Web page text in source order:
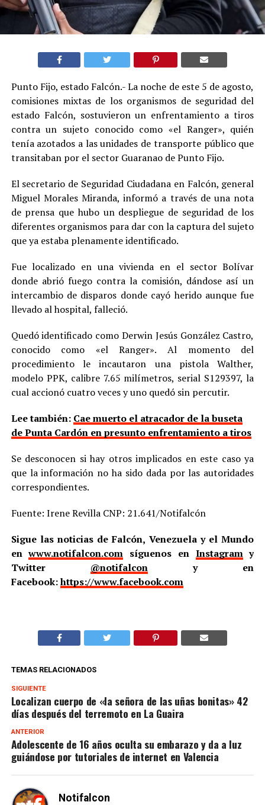
Punto Fijo, estado Falcón.- La noche de este 5 de agosto,
comisiones mixtas de los organismos de seguridad del
estado Falcón, sostuvieron un enfrentamiento a tiros
contra un sujeto conocido como «el Ranger», quién
tenía azotados a las unidades de transporte público que
transitaban por el sector Guaranao de Punto Fijo.
El secretario de Seguridad Ciudadana en Falcón, general
Miguel Morales Miranda, informó a través de una nota
de prensa que hubo un despliegue de seguridad de los
diferentes organismos para dar con la captura del sujeto
que ya estaba plenamente identificado.
Fue localizado en una vivienda en el sector Bolívar
donde abrió fuego contra la comisión, dándose así un
intercambio de disparos donde cayó herido aunque fue
llevado al hospital, falleció.
Quedó identificado como Derwin Jesús González Castro,
conocido como «el Ranger». Al momento del
procedimiento le incautaron una pistola Walther,
modelo PPK, calibre 7.65 milímetros, serial S129397, la
cual accionó cuatro veces y uno quedó sin percutir.
Lee también: Cae muerto el atracador de la buseta
de Punta Cardón en presunto enfrentamiento a tiros
Se desconocen si hay otros implicados en este caso ya
que la información no ha sido dada por las autoridades
correspondientes.
Fuente: Irene Revilla CNP: 21.641/Notifalcón
Sigue las noticias de Falcón, Venezuela y el Mundo
enwww.notifalcon.com síguenos en Instagramy
Twitter @notifalcony en
Facebook:https://www.facebook.com
TEMAS RELACIONADOS
SIGUIENTE
Localizan cuerpo de «la señora de las uñas bonitas» 42
días después del terremoto en La Guaira
ANTERIOR
Adolescente de 16 años oculta su embarazo y da a luz
guiándose por tutoriales de internet en Valencia
Notifalcon